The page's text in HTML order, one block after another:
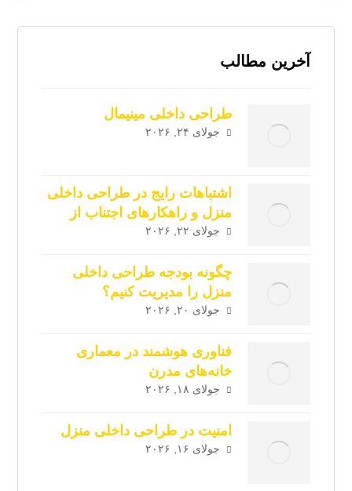
آخرین مطالب
طراحی داخلی مینیمال
جولای ۲۴, ۲۰۲۶
اشتباهات رایج در طراحی داخلی
منزل و راهکارهای اجتناب از
آن‌هاجولای ۲۲, ۲۰۲۶
چگونه بودجه طراحی داخلی
منزل را مدیریت کنیم؟
جولای ۲۰, ۲۰۲۶
فناوری هوشمند در معماری
خانه‌های مدرن
جولای ۱۸, ۲۰۲۶
امنیت در طراحی داخلی منزل
جولای ۱۶, ۲۰۲۶